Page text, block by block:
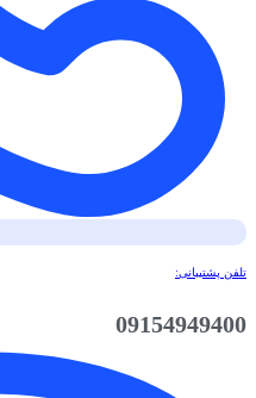
تلفن پشتیبانی:
09154949400